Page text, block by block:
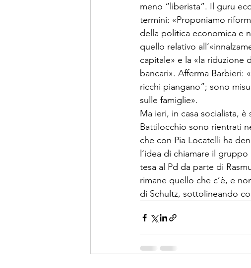
meno “liberista”. Il guru
termini: «Proponiamo
della politica economica e
quello relativo
capitale» e la «la riduzione
bancari». Afferma Barbieri:
ricchi piangano”; sono
sulle famiglie».
Ma ieri, in casa socialista,
Battilocchio sono rientrati
che con Pia Locatelli ha
l’idea di chiamare il
tesa al Pd da parte di
rimane quello che c’è, e
di Schultz, sottoli­neando